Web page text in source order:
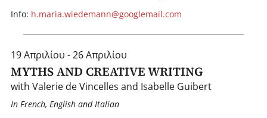
Info: h.maria.wiedemann@googlemail.com
19 Απριλίου - 26 Απριλίου
MYTHS AND CREATIVE WRITING
with Valerie de Vincelles and Isabelle Guibert
In French, English and Italian